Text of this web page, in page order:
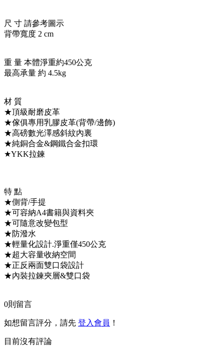
尺 寸 請參考圖示
背帶寬度 2 cm
重 量 本體淨重約450公克
最高承量 約 4.5kg
材 質
★頂級耐磨皮革
★傢俱專用乳膠皮革(背帶/邊飾)
★高磅數光澤感斜紋內裏
★純銅合金&鋼鐵合金扣環
★YKK拉鍊
特 點
★側背/手提
★可容納A4書籍與資料夾
★可隨意改變包型
★防潑水
★輕量化設計.淨重僅450公克
★超大容量收納空間
★正反兩面雙口袋設計
★內裝拉鍊夾層&雙口袋
0則留言
如想留言評分，請先 登入會員 ！
目前沒有評論